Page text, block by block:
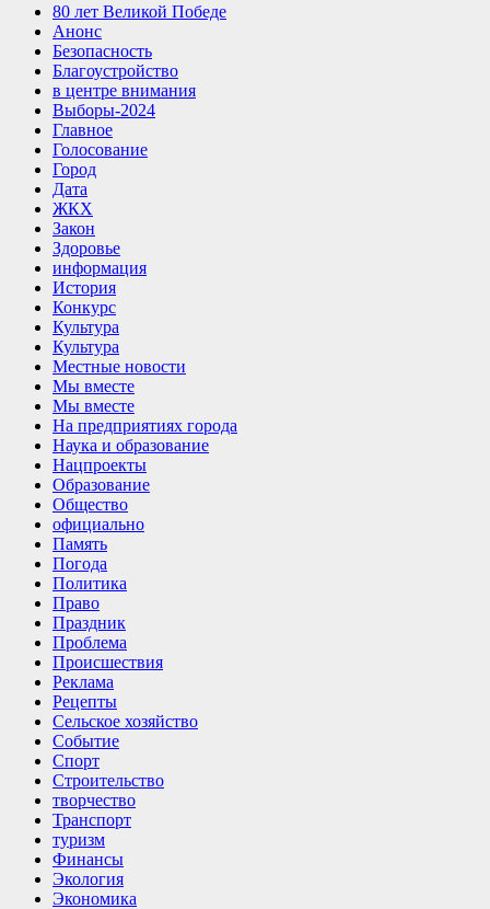
80 лет Великой Победе
Анонс
Безопасность
Благоустройство
в центре внимания
Выборы-2024
Главное
Голосование
Город
Дата
ЖКХ
Закон
Здоровье
информация
История
Конкурс
Культура
Культура
Местные новости
Мы вместе
Мы вместе
На предприятиях города
Наука и образование
Нацпроекты
Образование
Общество
официально
Память
Погода
Политика
Право
Праздник
Проблема
Происшествия
Реклама
Рецепты
Сельское хозяйство
Событие
Спорт
Строительство
творчество
Транспорт
туризм
Финансы
Экология
Экономика